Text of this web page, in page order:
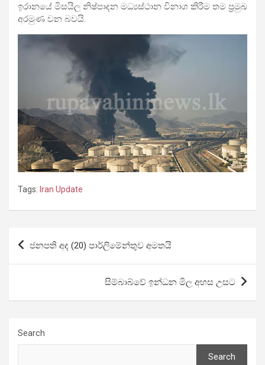
ඉරානයේ මිසයිල නිෂ්පාදන මධ්‍යස්ථාන විනාශ කිරීම තම ප්‍රමුඛ
අරමුණ වන බවයි.
Tags: Iran Update
Post
navigation
ජනපති අද (20) පාර්ලිමේන්තුව අමතයි
සිම්බාබ්වේ ඉන්ධන මිල අහස උසට
Search
Search